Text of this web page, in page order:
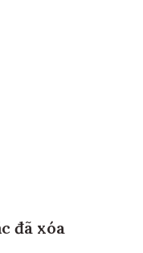
đã xóa